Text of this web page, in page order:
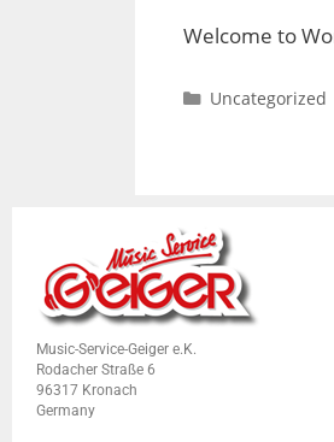
Welcome to
Uncategorized
Music-Service-Geiger e.K.
Rodacher Straße 6
96317 Kronach
Germany